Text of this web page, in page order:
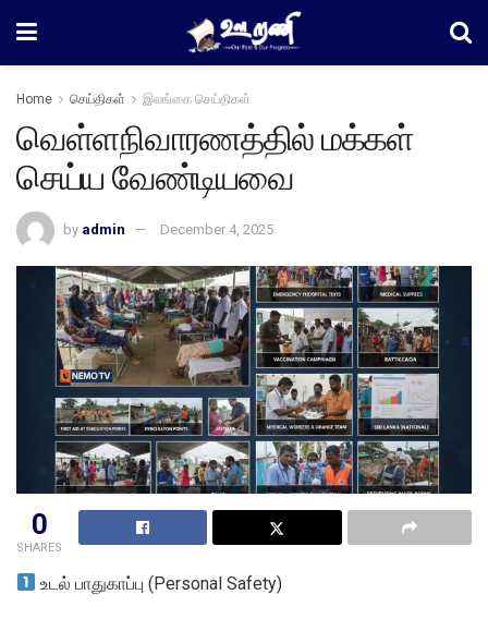
Home செய்திகள் இலங்கை செய்திகள்
வெள்ளநிவாரணத்தில் மக்கள்
செய்ய வேண்டியவை
by admin December 4, 2025
0
SHARES
உடல் பாதுகாப்பு (Personal Safety)